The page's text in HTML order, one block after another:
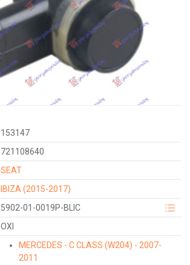
153147
721108640
SEAT
IBIZA (2015-2017)
5902-01-0019P-BLIC
ΟΧΙ
MERCEDES - C CLASS (W204) - 2007-
2011